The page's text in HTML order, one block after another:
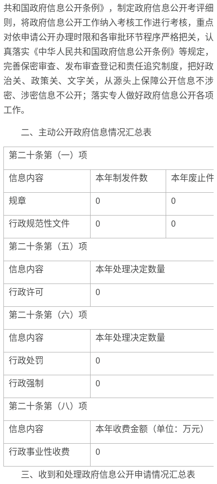
共和国政府信息公开条例》，制定政府信息公开考评细
则，将政府信息公开工作纳入考核工作进行考核，重点
对依申请公开办理时限和各审批环节程序严格把关，认
真落实《中华人民共和国政府信息公开条例》等规定，
完善保密审查、发布审查登记和责任追究制度，把好政
治关、政策关、文字关，从源头上保障公开信息不涉
密、涉密信息不公开；落实专人做好政府信息公开各项
工作。
二、主动公开政府信息情况汇总表
第二十条第（一）项
信息内容
本年制发件数
本年废止件
规章
0
0
行政规范性文件
0
0
第二十条第（五）项
信息内容
本年处理决定数量
行政许可
0
第二十条第（六）项
信息内容
本年处理决定数量
行政处罚
0
行政强制
0
第二十条第（八）项
信息内容
本年收费金额（单位：万元）
行政事业性收费
0
三、收到和处理政府信息公开申请情况汇总表